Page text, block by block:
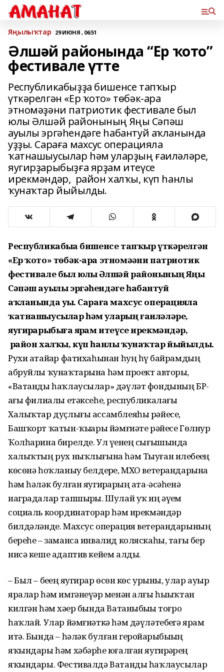
Яңылыҡтар 29 ИЮНЯ , 06:51
Әлшәй районында “Ер ҡото”
фестивале үтте
Республикабыҙҙа бишенсе тапҡыр
үткәрелгән «Ер ҡото» төбәк-ара
этномәҙәни патриотик фестивале был
юлы Әлшәй районының Яңы Сәпәш
ауылы эргәһендәге һабантуй аҡланында
уҙҙы. Сараға махсус операцияла
ҡатнашыусылар һәм уларҙың ғаиләләре,
яугирҙарыбыҙға ярҙам итеүсе
ирекмәндәр, район халҡы, күп һанлы
ҡунаҡтар йыйылды.
Республикабыҙҙа бишенсе тапҡыр үткәрелгән
«Ер ҡото» төбәк-ара этномәҙәни патриотик
фестивале был юлы Әлшәй районының Яңы
Сәпәш ауылы эргәһендәге һабантуй
аҡланында уҙҙы. Сараға махсус операцияла
ҡатнашыусылар һәм уларҙың ғаиләләре,
яугирҙарыбыҙға ярҙам итеүсе ирекмәндәр,
район халҡы, күп һанлы ҡунаҡтар йыйылды.
Рухи атайҙар фатихаһынан һуң һүҙ байрамдың
абруйлы ҡунаҡтарына һәм проект авторы,
«Ватанды һаҡлаусылар» дәүләт фондының БР-
ҙағы филиалы етәксеһе, республикалағы
Халыҡтар дуҫлығы ассамблеяһы рәйесе,
Башҡорт ҡатын-ҡыҙҙары йәмғиәте рәйесе Гөлнур
Ҡолһарина бирелде. Ул үҙенең сығышында
халыҡтың рух ныҡлығына һәм Тыуған илебеҙҙең
көсөнә һоҡланыу белдерҙе, МХО ветерандарына
һәм һәләк булған яугирҙарҙың ата-әсәһенә
наградалар тапшырҙы. Шулай уҡ иң әүҙем
социаль координаторҙар һәм ирекмәндәр
билдәләнде. Махсус операция ветерандарының
береһе – заманса инвалид коляскаһы, тағы бер
нисә кеше адаптив кейем алды.
– Был – беҙҙең яугирҙар өсөн көс урыны, улар ауыр
яралар һәм имгәнеүҙәр менән алғы һыҙыҡтан
килгән һәм хәҙер бында Ватаныбыҙҙы тоғро
һаҡлай. Улар йәмғиәткә һәм дәүләтебеҙгә ярҙам
итә. Бында – һәләк булған геройҙарыбыҙҙың
яҡындары һәм хәбәрһеҙ юғалған яугирҙәрҙең
яҡындары. Фестивалдә Ватанды һаҡлаусылар